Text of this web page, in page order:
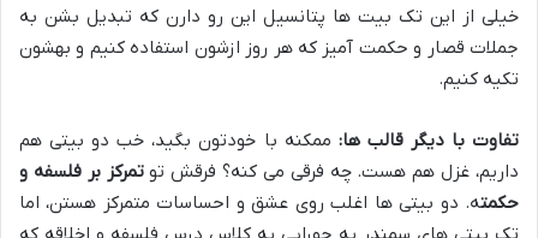
خیلی از این تک بیت ها پتانسیل این رو دارن که تبدیل بشن به
جملات قصار و حکمت آمیز که هر روز ازشون استفاده کنیم و بهشون
تکیه کنیم.
تفاوت با دیگر قالب ها: ممکنه با خودتون بگید، خب دو بیتی هم
داریم، غزل هم هست. چه فرقی می کنه؟ فرقش توتمرکز بر فلسفه و
حکمته. دو بیتی ها اغلب روی عشق و احساسات متمرکز هستن، اما